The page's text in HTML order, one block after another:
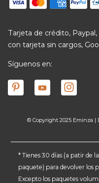
Tarjeta de crédito,
con tarjeta sin cargos,
Síguenos en:
© Copyright 2025 Eminza |
* Tienes 30 días (a patir de
paquete) para devolver los
Excepto los paquetes